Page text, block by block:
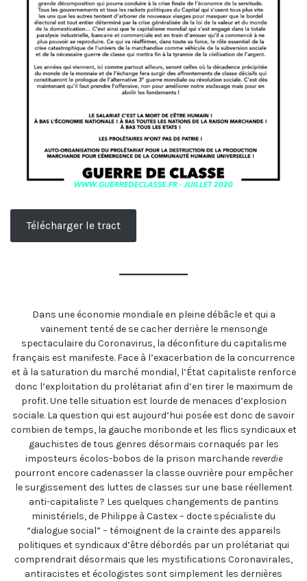
Télécharger le tract
Dans une économie mondiale en pleine débâcle et qui a
vainement tenté de se cacher derrière le mensonge
spectaculaire du Coronavirus, la déconfiture du capitalisme
français est manifeste. Face à l’exacerbation de la concurrence
et à la saturation du marché mondial, l’État capitaliste renforce
donc l’exploitation du prolétariat afin d’en tirer le maximum de
profit. Une telle situation est lourde de menaces d’explosion
sociale. La question qui est aujourd‘hui posée est donc de savoir
combien de temps, la gauche moribonde et les flics syndicaux et
gauchistes de tous genres désormais cornaqués par les
imposteurs écolos-bobos de la prison marchande reverdie
pourront encore cadenasser la classe ouvrière pour empêcher
le surgissement des luttes de classes sur une base réellement
anti-capitaliste ? Les quelques changements de pantins
ministériels, de Philippe à Castex – docte spécialiste du
“dialogue social” – témoignent de la crainte des appareils
politiques et syndicaux d’être débordés par un prolétariat qui
comprendrait désormais que les mystifications Coronavirales,
antiracistes et écologistes sont simplement les dernières